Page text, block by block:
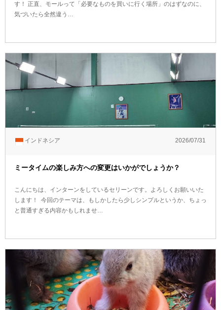
す！ 正直、モールって「必要なものを買いに行く場所」のはずなのに、
気づいたら全然違う…
インドネシア 2026/07/31
ミータイムの楽しみ方への変更はいかがでしょうか？
こんにちは、インターンをしているセリーンです。よろしくお願いいた
します！ 今回のテーマは、もしかしたら少しシンプルというか、ちょっ
と普通すぎる内容かもしれませ…